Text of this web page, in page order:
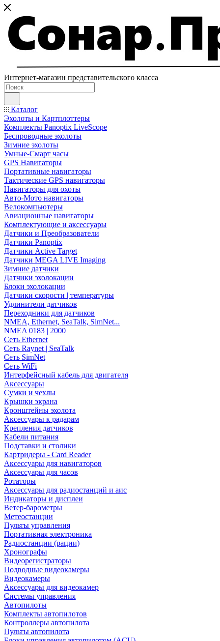
Интернет-магазин представительского класса
Каталог
Эхолоты и Картплоттеры
Комплекты Panoptix LiveScope
Беспроводные эхолоты
Зимние эхолоты
Умные-Смарт часы
GPS Навигаторы
Портативные навигаторы
Тактические GPS навигаторы
Навигаторы для охоты
Авто-Мото навигаторы
Велокомпьютеры
Авиационные навигаторы
Комплектующие и аксессуары
Датчики и Преобразователи
Датчики Panoptix
Датчики Active Target
Датчики MEGA LIVE Imaging
Зимние датчики
Датчики эхолокации
Блоки эхолокации
Датчики скорости | температуры
Удлинители датчиков
Переходники для датчиков
NMEA, Ethernet, SeaTalk, SimNet...
NMEA 0183 | 2000
Сеть Ethernet
Сеть Raynet | SeaTalk
Сеть SimNet
Сеть WiFi
Интерфейсный кабель для двигателя
Аксессуары
Сумки и чехлы
Крышки экрана
Кронштейны эхолота
Аксессуары к радарам
Крепления датчиков
Кабели питания
Подставки и столики
Картридеры - Card Reader
Аксессуары для навигаторов
Аксессуары для часов
Ротаторы
Аксессуары для радиостанций и аис
Индикаторы и дисплеи
Ветер-барометры
Метеостанции
Пульты управления
Портативная электроника
Радиостанции (рации)
Хронографы
Видеорегистраторы
Подводные видеокамеры
Видеокамеры
Аксессуары для видеокамер
Системы управления
Автопилоты
Комплекты автопилотов
Контроллеры автопилота
Пульты автопилота